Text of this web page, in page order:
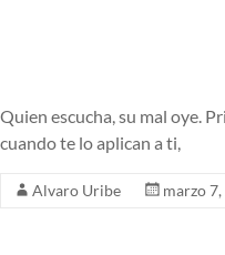
Quien escucha, su mal oye.
cuando te lo aplican a ti,
Alvaro Uribe marzo